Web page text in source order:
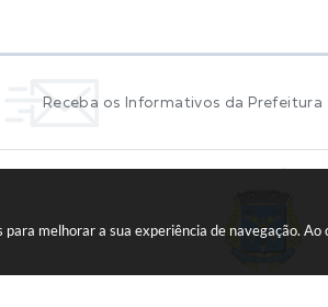
melhorar a sua experiência de navegação.
Receba os Informativos da Prefeitura